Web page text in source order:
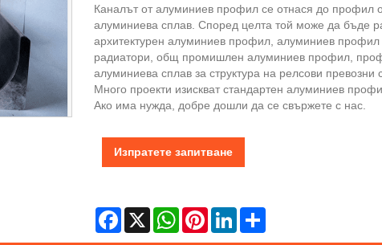
Каналът от алуминиев профил се отнася до профил
алуминиева сплав. Според целта той може да бъде
архитектурен алуминиев профил, алуминиев профил
радиатори, общ промишлен алуминиев профил,
алуминиева сплав за структура на релсови превозни
Много проекти изискват стандартен алуминиев
Ако има нужда, добре дошли да се свържете с нас.
Изпратете запитване
Facebook
X WhatsAppPinterestLinkedInShare